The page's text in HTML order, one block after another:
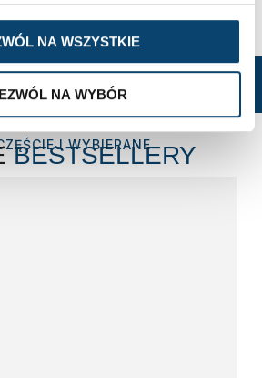
NA WSZYSTKIE
NA WYBÓR
WYBIERANE
BESTSELLERY